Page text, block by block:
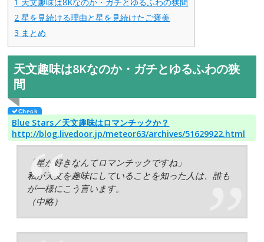
2 星を見続ける理由と星を見続けたご褒美
3 まとめ
天文趣味は8Kなのか・ガチとゆるふわの狭
間
Blue Stars／天文趣味はロマンチックか？
http://blog.livedoor.jp/meteor63/archives/51629922.html
「星が好きなんてロマンチックですね」
私が天文を趣味にしていることを知った人は、誰も
が一様にこう言います。
（中略）